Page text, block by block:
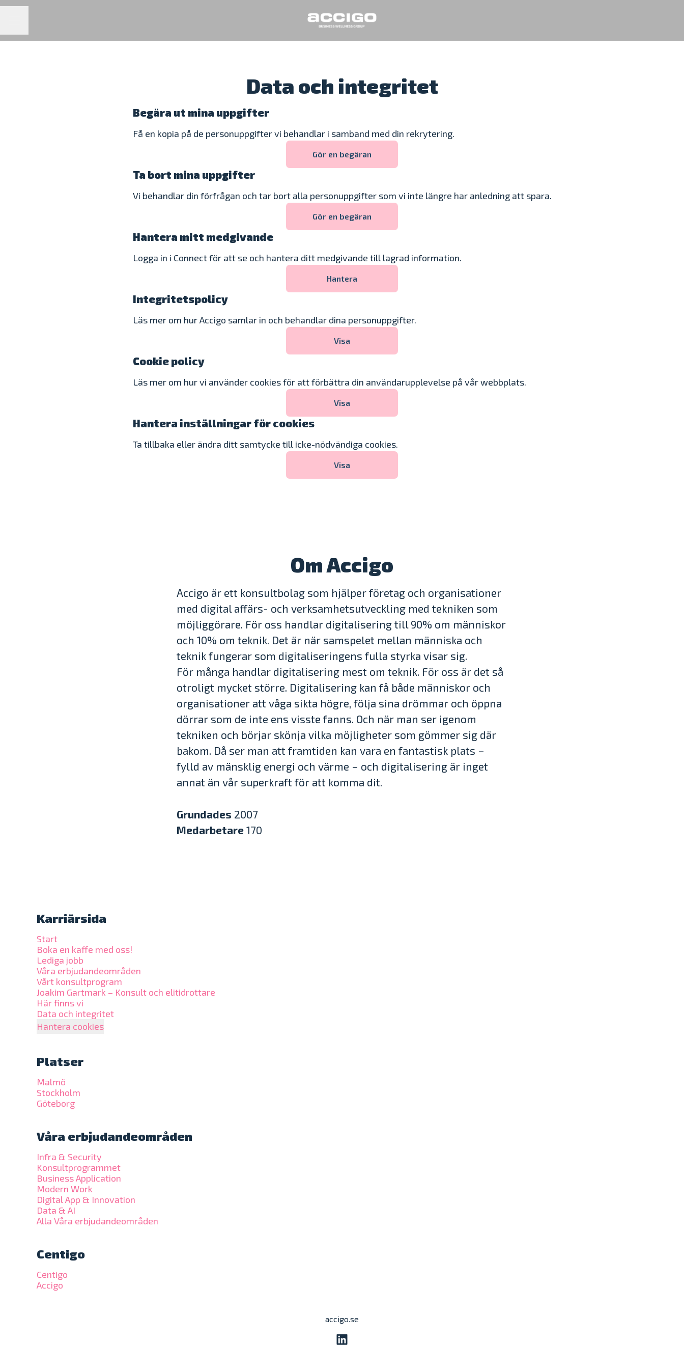
Data och integritet
Begära ut mina uppgifter
Få en kopia på de personuppgifter vi behandlar i samband med din rekrytering.
Gör en begäran
Ta bort mina uppgifter
Vi behandlar din förfrågan och tar bort alla personuppgifter som vi inte längre har anledning att spara.
Gör en begäran
Hantera mitt medgivande
Logga in i Connect för att se och hantera ditt medgivande till lagrad information.
Hantera
Integritetspolicy
Läs mer om hur Accigo samlar in och behandlar dina personuppgifter.
Visa
Cookie policy
Läs mer om hur vi använder cookies för att förbättra din användarupplevelse på vår webbplats.
Visa
Hantera inställningar för cookies
Ta tillbaka eller ändra ditt samtycke till icke-nödvändiga cookies.
Visa
Om Accigo
Accigo är ett konsultbolag som hjälper företag och organisationer
med digital affärs- och verksamhetsutveckling med tekniken som
möjliggörare. För oss handlar digitalisering till 90% om människor
och 10% om teknik. Det är när samspelet mellan människa och
teknik fungerar som digitaliseringens fulla styrka visar sig.
För många handlar digitalisering mest om teknik. För oss är det så
otroligt mycket större. Digitalisering kan få både människor och
organisationer att våga sikta högre, följa sina drömmar och öppna
dörrar som de inte ens visste fanns. Och när man ser igenom
tekniken och börjar skönja vilka möjligheter som gömmer sig där
bakom. Då ser man att framtiden kan vara en fantastisk plats –
fylld av mänsklig energi och värme – och digitalisering är inget
annat än vår superkraft för att komma dit.
Grundades 2007
Medarbetare 170
Karriärsida
Start
Boka en kaffe med oss!
Lediga jobb
Våra erbjudandeområden
Vårt konsultprogram
Joakim Gartmark – Konsult och elitidrottare
Här finns vi
Data och integritet
Hantera cookies
Platser
Malmö
Stockholm
Göteborg
Våra erbjudandeområden
Infra & Security
Konsultprogrammet
Business Application
Modern Work
Digital App & Innovation
Data & AI
Alla Våra erbjudandeområden
Centigo
Centigo
Accigo
accigo.se